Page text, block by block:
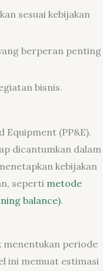
sesuai kebijakan
berperan penting
bisnis.
(PP&E).
dicantumkan dalam
kebijakan
seperti metode
balance).
menentukan periode
ini memuat estimasi